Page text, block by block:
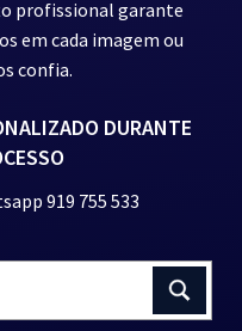
profissional garante
em cada imagem ou
confia.
DURANTE
919 755 533